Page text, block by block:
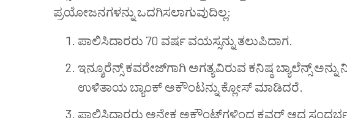
ಪ್ರಯೋಜನಗಳನ್ನು ಒದಗಿಸಲಾಗುವುದಿಲ್ಲ:
ಪಾಲಿಸಿದಾರರು 70 ವರ್ಷ ವಯಸ್ಸನ್ನು ತಲುಪಿದಾಗ.
ಇನ್ಶೂರೆನ್ಸ್ ಕವರೇಜ್‌ಗಾಗಿ ಅಗತ್ಯವಿರುವ ಕನಿಷ್ಠ ಬ್ಯಾಲೆನ್ಸ್
ಉಳಿತಾಯ ಬ್ಯಾಂಕ್ ಅಕೌಂಟನ್ನು ಕ್ಲೋಸ್ ಮಾಡಿದರೆ.
ಪಾಲಿಸಿದಾರರು ಅನೇಕ ಅಕೌಂಟ್‌ಗಳಿಂದ ಕವರ್ ಆದ